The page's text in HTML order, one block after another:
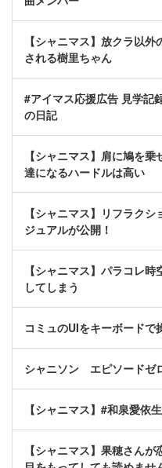
【シャニマス】放クラ以
される樹里ちゃん
#アイマス応援広告 見学記
の日記
【シャニマス】肩に鳩を
達になるハードルは高い
【シャニマス】リフラク
ジュアルが公開！
【シャニマス】パラコレ
してしまう
コミュのUIをキーボードで
シャニソン エピソード
【シャニマス】#和泉愛依
【シャニマス】果穂さん